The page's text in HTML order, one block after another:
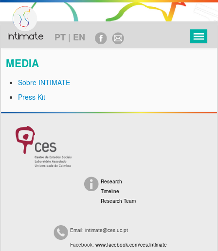
PT | EN
PROYECTO
MARCO TEÓRICO
METODOLOGÍA
EJE CRONOLÓGICO
PERSONAS
MEDIA
Sobre INTIMATE
Press Kit
Research
Timeline
Research Team
Email: intimate@ces.uc.pt
Facebook: www.facebook.com/ces.intimate